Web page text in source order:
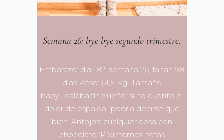
Semana 26: bye bye segundo trimestre.
Embarazo: día 182, semana 26, faltan 98
días Peso: 61,5 Kg Tamaño
baby: calabacín Sueño: si no cuento el
dolor de espalda…podría decirse que
bien. Antojos: cualquier cosa con
chocolate :P Síntomas: tetas